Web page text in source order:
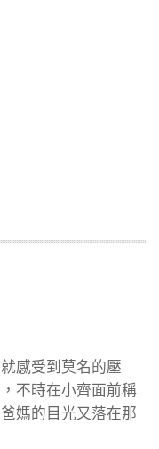
感受到莫名的壓
不時在小齊面前稱
媽的目光又落在那